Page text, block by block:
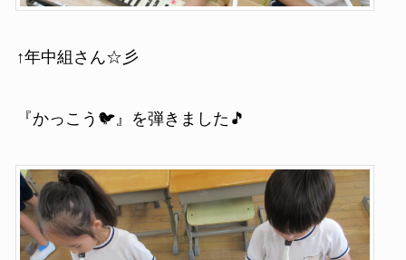
↑年中組さん☆彡
『かっこう🐦』を弾きました🎵